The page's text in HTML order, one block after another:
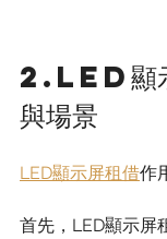
2.LED顯
與場景
LED顯示屏租借作
首先，LED顯示屏